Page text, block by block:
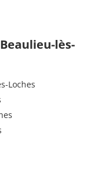
lès-
Loches